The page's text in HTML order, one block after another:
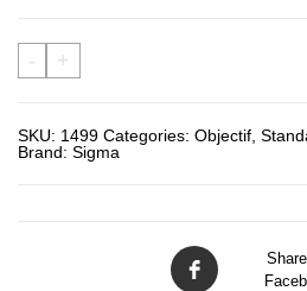
- +
SKU: 1499 Categories: Objectif
Brand: Sigma